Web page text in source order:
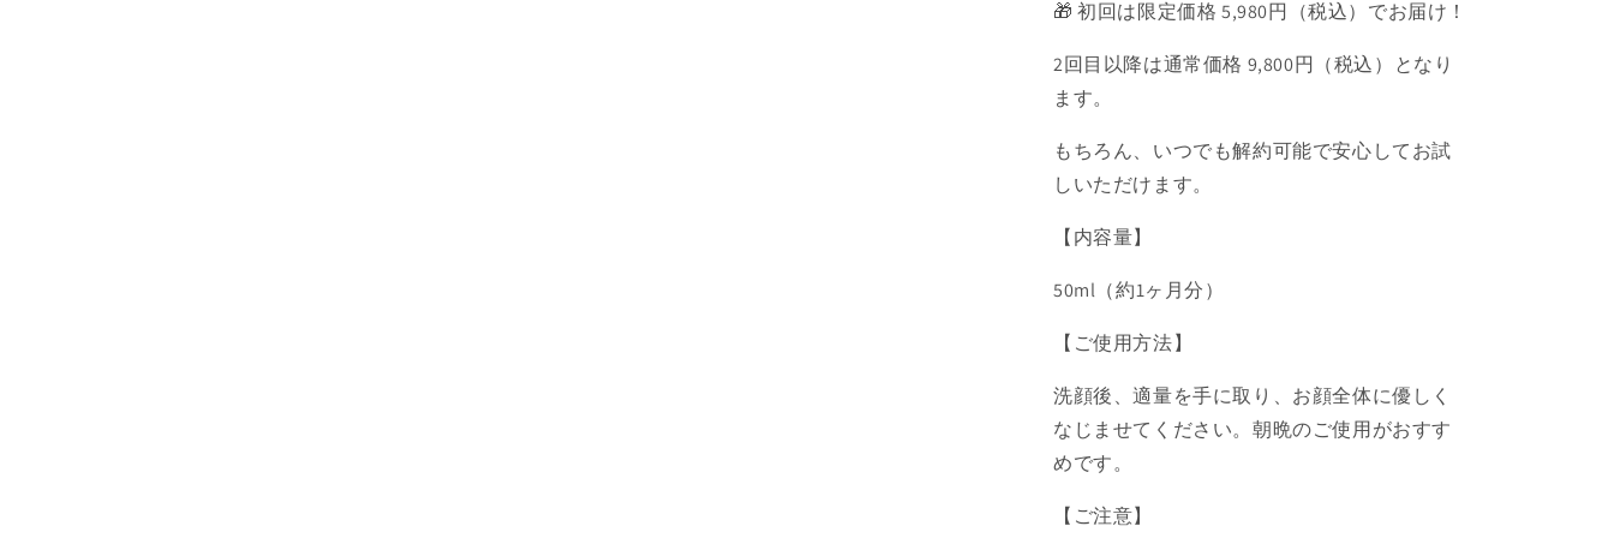
🎁 初回は限定価格 5,980円（税込）でお届け！
2回目以降は通常価格 9,800円（税込）となり
ます。
もちろん、いつでも解約可能で安心してお試
しいただけます。
【内容量】
50ml（約1ヶ月分）
【ご使用方法】
洗顔後、適量を手に取り、お顔全体に優しく
なじませてください。朝晩のご使用がおすす
めです。
【ご注意】